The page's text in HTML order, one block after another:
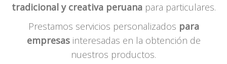
tradicional y creativa peruanapara particulares.
Prestamos servicios personalizados para
empresasinteresadas en la obtención de
nuestros productos.